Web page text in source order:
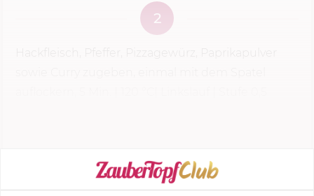
2
KOCHMODUS STARTEN